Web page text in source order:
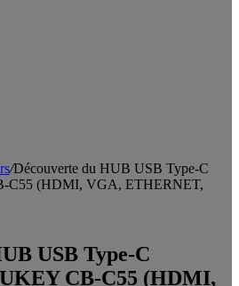
/Découverte du HUB USB Type-C
C55 (HDMI, VGA, ETHERNET,
USB Type-C
CB-C55 (HDMI,